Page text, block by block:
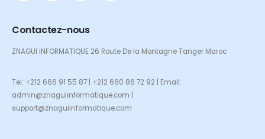
Contactez-nous
ZNAGUI INFORMATIQUE 26 Route De la Montagne Tanger Maroc
Tel: +212 666 91 55 87 | +212 660 86 72 92 | Email:
admin@znaguiinformatique.com |
support@znaguiinformatique.com